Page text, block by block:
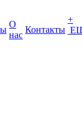
О
нас
Контакты
+